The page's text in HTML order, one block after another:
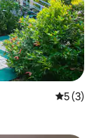
평점 5점
5 (3)